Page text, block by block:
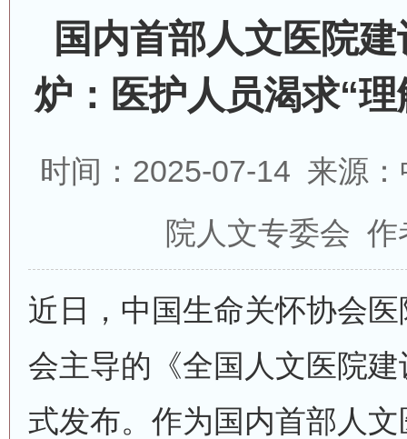
国内首部人文医院
炉：医护人员渴求“
时间：2025-07-14 来源
院人文专委会 作
近日，中国生命关怀协会
会主导的《全国人文医院
式发布。作为国内首部人